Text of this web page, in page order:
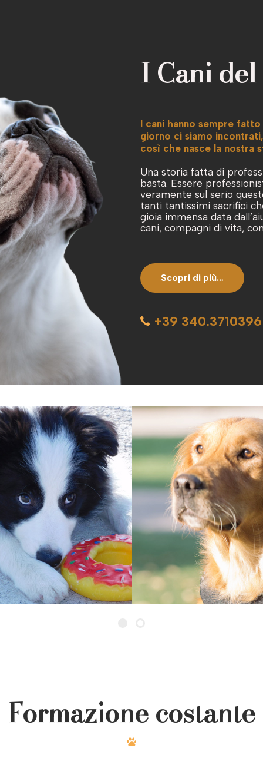
I Cani
I cani hanno sempre
giorno ci siamo
così che nasce la nostra
Una storia fatta di
basta. Essere
veramente sul serio
tanti tantissimi sacrifici
gioia immensa data
cani, compagni di vita,
Scopri di più…
+39 340.3710396
Formazione costante